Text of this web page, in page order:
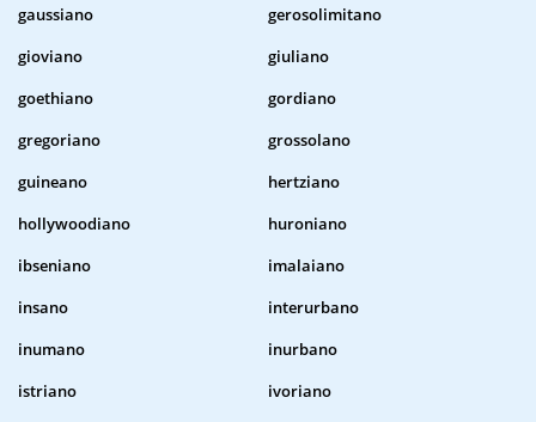
gaussiano
gerosolimitano
gioviano
giuliano
goethiano
gordiano
gregoriano
grossolano
guineano
hertziano
hollywoodiano
huroniano
ibseniano
imalaiano
insano
interurbano
inumano
inurbano
istriano
ivoriano